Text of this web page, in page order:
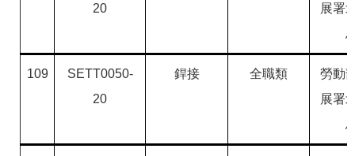
20
展署
109
SETT0050-
20
銲接 全職類
勞動
展署